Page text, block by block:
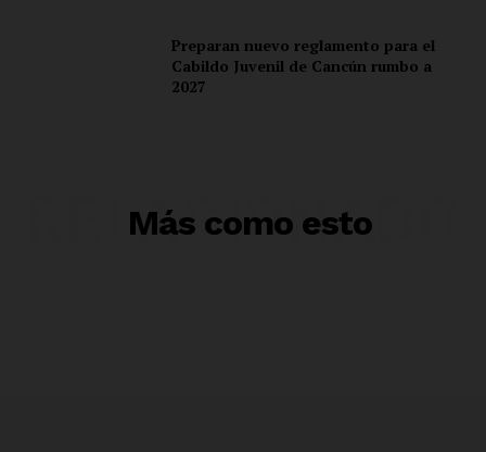
Preparan nuevo reglamento para el
Cabildo Juvenil de Cancún rumbo a
2027
Más como esto
RELACIONADO